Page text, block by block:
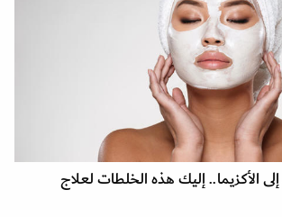
الأكزيما.. إليك هذه الخلطات لعلاج